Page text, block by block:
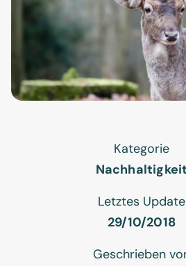
Kategorie
Nachhaltigkeit
Letztes Update
29/10/2018
Geschrieben